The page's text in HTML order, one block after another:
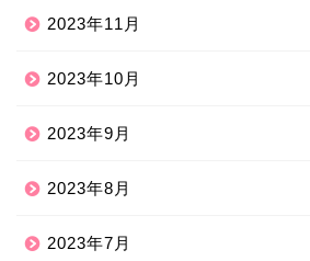
2023年11月
2023年10月
2023年9月
2023年8月
2023年7月